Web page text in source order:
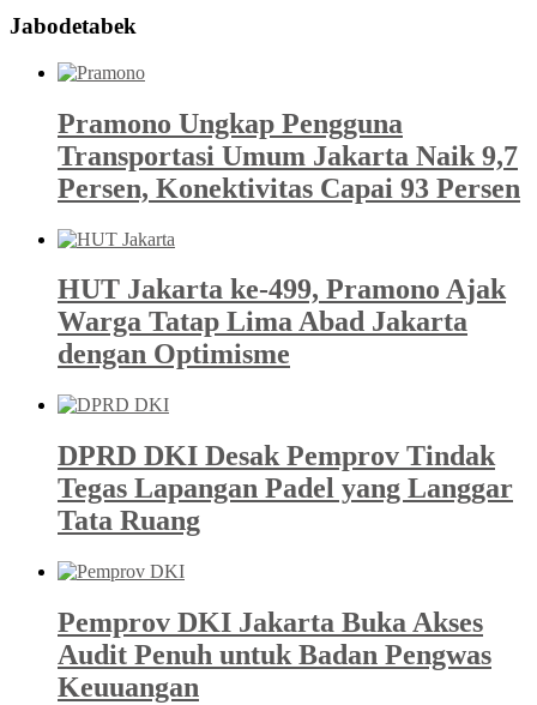
Jabodetabek
Pramono Ungkap Pengguna
Transportasi Umum Jakarta Naik 9,7
Persen, Konektivitas Capai 93 Persen
HUT Jakarta ke-499, Pramono Ajak
Warga Tatap Lima Abad Jakarta
dengan Optimisme
DPRD DKI Desak Pemprov Tindak
Tegas Lapangan Padel yang Langgar
Tata Ruang
Pemprov DKI Jakarta Buka Akses
Audit Penuh untuk Badan Pengwas
Keuuangan